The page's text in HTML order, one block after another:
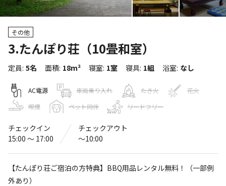
その他
3.たんぽり荘（10畳和室）
定員: 5名 面積: 18m² 寝室: 1室 寝具: 1組 浴室: なし
AC電源 車両乗り入れ たき火
花火
喫煙
ペット同伴 リードフリー
チェックイン
15:00 〜 17:00
チェックアウト
〜10:00
【たんぽり荘ご宿泊の方特典】BBQ用品レンタル無料！（一部例
外あり）
サイト・宿泊施設
山王谷キャンプ場・たんぽり荘
〒689-1325 鳥取県 鳥取市佐治町中108-2
Googleマップで見る
温浴施設 水洗トイレ
駐車場 コインシャワー